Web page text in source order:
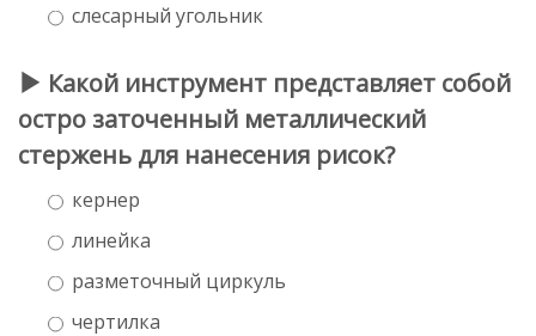
слесарный угольник
Какой инструмент представляет собой
остро заточенный металлический
стержень для нанесения рисок?
кернер
линейка
разметочный циркуль
чертилка